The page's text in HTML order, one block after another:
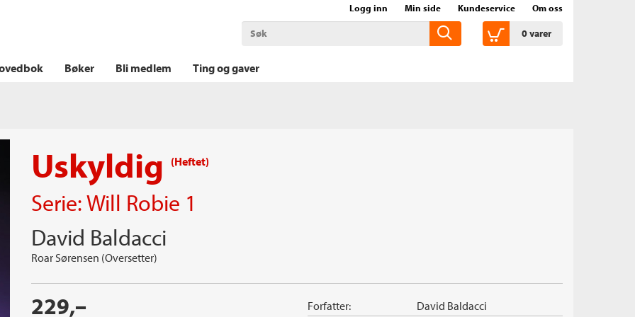
Logg inn Min side Kundeservice Om oss
0varer
Bøker Bli medlem Ting og gaver
Uskyldig (Heftet)
Serie:Will Robie 1
David Baldacci
Roar Sørensen (Oversetter)
229,– Forfatter: David Baldacci